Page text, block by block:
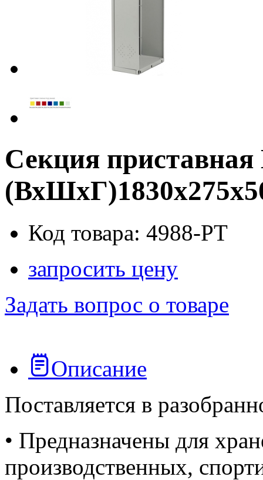
Секция приставная
Код товара: 4988-PT
запросить цену
Задать вопрос о товаре
Описание
Поставляется в
• Предназначены для
производственных,